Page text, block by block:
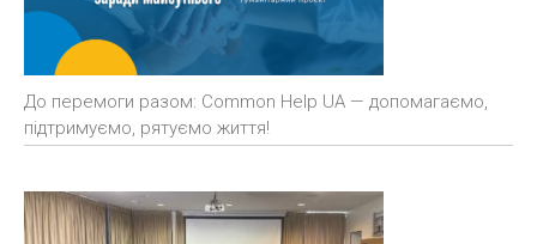
До перемоги разом: Common Help UA — допомагаємо,
підтримуємо, рятуємо життя!